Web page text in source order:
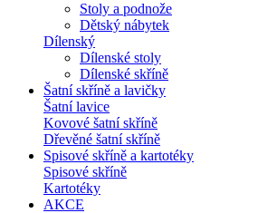
Stoly a podnože
Dětský nábytek
Dílenský
Dílenské stoly
Dílenské skříně
Šatní skříně a lavičky
Šatní lavice
Kovové šatní skříně
Dřevěné šatní skříně
Spisové skříně a kartotéky
Spisové skříně
Kartotéky
AKCE